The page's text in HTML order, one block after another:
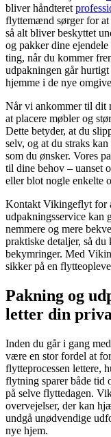
bliver håndteret
flyttemænd sørger for at
så alt bliver beskyttet
og pakker dine
ting, når du kommer
udpakningen går
hjemme i de nye
Når vi ankommer til dit
at placere møbler og
Dette betyder, at du
selv, og at du straks
som du ønsker. Vores
til dine behov – uanset
eller blot nogle enkelte
Kontakt Vikingeflyt for
udpakningsservice kan
nemmere og mere
praktiske detaljer, så du
bekymringer. Med
sikker på en
Pakning og
letter din
Inden du går i gang
være en stor fordel at
flytteprocessen lettere,
flytning sparer både tid
på selve flyttedagen.
overvejelser, der kan
undgå unødvendige
nye hjem.